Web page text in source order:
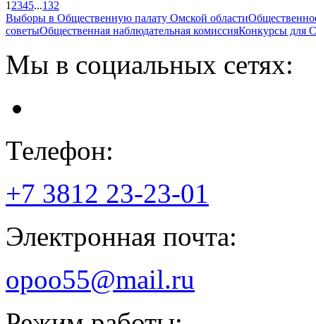
1 2345...132
Выборы в Общественную палату Омской области
советыОбщественная наблюдательная комиссияКонкурсы
Мы в социальных сетях:
Телефон:
+7 3812 23-23-01
Электронная почта:
opoo55@mail.ru